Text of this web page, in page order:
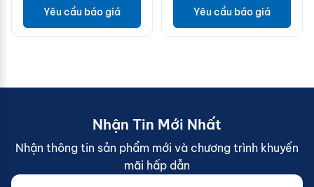
Yêu cầu báo giá Yêu cầu báo giá
Nhận Tin Mới Nhất
Nhận thông tin sản phẩm mới và chương trình khuyến
mãi hấp dẫn
Nhập email của bạn...
Website (do not fill)